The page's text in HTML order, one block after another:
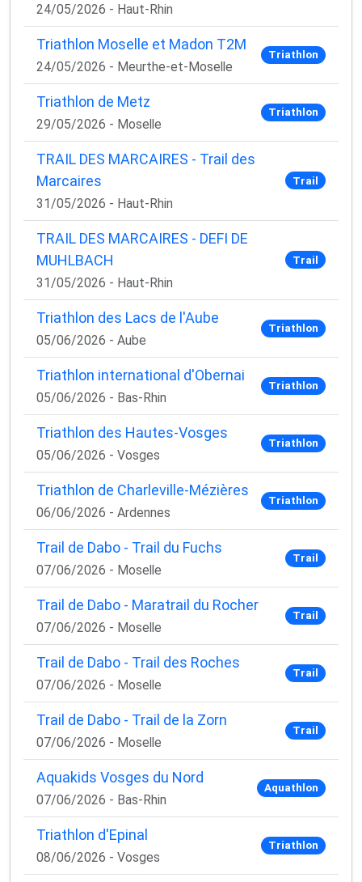
24/05/2026 - Haut-Rhin
Triathlon Moselle et Madon T2M
24/05/2026 - Meurthe-et-Moselle
Triathlon
Triathlon de Metz
29/05/2026 - Moselle
Triathlon
TRAIL DES MARCAIRES - Trail des
Marcaires
31/05/2026 - Haut-Rhin
Trail
TRAIL DES MARCAIRES - DEFI DE
MUHLBACH
31/05/2026 - Haut-Rhin
Trail
Triathlon des Lacs de l'Aube
05/06/2026 - Aube
Triathlon
Triathlon international d'Obernai
05/06/2026 - Bas-Rhin
Triathlon
Triathlon des Hautes-Vosges
05/06/2026 - Vosges
Triathlon
Triathlon de Charleville-Mézières
06/06/2026 - Ardennes
Triathlon
Trail de Dabo - Trail du Fuchs
07/06/2026 - Moselle
Trail
Trail de Dabo - Maratrail du Rocher
07/06/2026 - Moselle
Trail
Trail de Dabo - Trail des Roches
07/06/2026 - Moselle
Trail
Trail de Dabo - Trail de la Zorn
07/06/2026 - Moselle
Trail
Aquakids Vosges du Nord
07/06/2026 - Bas-Rhin
Aquathlon
Triathlon d'Epinal
08/06/2026 - Vosges
Triathlon